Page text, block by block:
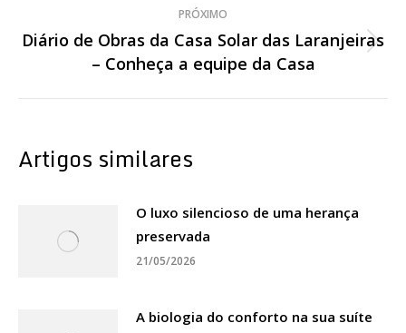
PRÓXIMO
Próximo
post:
Diário de Obras da Casa Solar das Laranjeiras
– Conheça a equipe da Casa
Artigos similares
O luxo silencioso de uma herança
preservada
21/05/2026
A biologia do conforto na sua suíte